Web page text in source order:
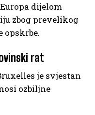
dijelom
zbog prevelikog
opskrbe.
rat
je svjestan
ozbiljne